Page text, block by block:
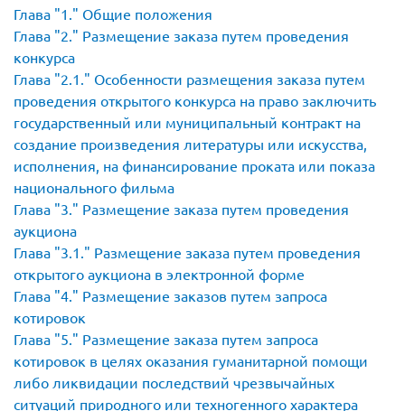
Глава 1.
Общие положения
Глава 2.
Размещение заказа путем проведения
конкурса
Глава 2.1.
Особенности размещения заказа путем
проведения открытого конкурса на право заключить
государственный или муниципальный контракт на
создание произведения литературы или искусства,
исполнения, на финансирование проката или показа
национального фильма
Глава 3.
Размещение заказа путем проведения
аукциона
Глава 3.1.
Размещение заказа путем проведения
открытого аукциона в электронной форме
Глава 4.
Размещение заказов путем запроса
котировок
Глава 5.
Размещение заказа путем запроса
котировок в целях оказания гуманитарной помощи
либо ликвидации последствий чрезвычайных
ситуаций природного или техногенного характера